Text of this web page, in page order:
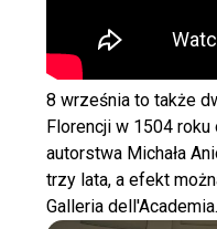
8 września to także
Florencji w 1504 roku
autorstwa Michała
trzy lata, a efekt
Galleria dell'Academia.